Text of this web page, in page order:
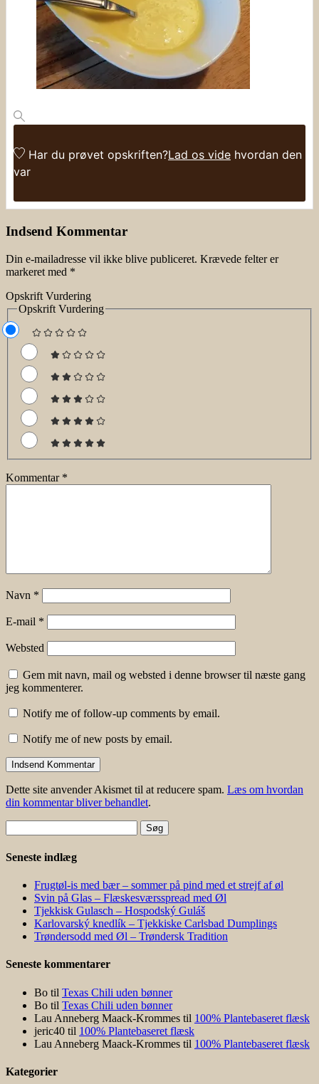
Har du prøvet opskriften?Lad os vide hvordan den
var
Indsend Kommentar
Din e-mailadresse vil ikke blive publiceret. Krævede felter er
markeret med *
Opskrift Vurdering
Opskrift Vurdering
Kommentar *
Navn *
E-mail *
Websted
Gem mit navn, mail og websted i denne browser til næste gang
jeg kommenterer.
Notify me of follow-up comments by email.
Notify me of new posts by email.
Dette site anvender Akismet til at reducere spam. Læs om hvordan
din kommentar bliver behandlet.
efter:
Seneste indlæg
Frugtøl-is med bær – sommer på pind med et strejf af øl
Svin på Glas – Flæskesværsspread med Øl
Tjekkisk Gulasch – Hospodský Guláš
Karlovarský knedlík – Tjekkiske Carlsbad Dumplings
Trøndersodd med Øl – Trøndersk Tradition
Seneste kommentarer
Bo til Texas Chili uden bønner
Bo til Texas Chili uden bønner
Lau Anneberg Maack-Krommes til 100% Plantebaseret flæsk
jeric40 til 100% Plantebaseret flæsk
Lau Anneberg Maack-Krommes til 100% Plantebaseret flæsk
Kategorier